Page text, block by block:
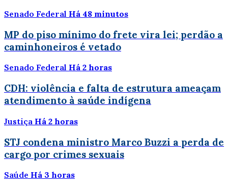
Senado Federal Há 48 minutos
MP do piso mínimo do frete vira lei; perdão a
caminhoneiros é vetado
Senado Federal Há 2 horas
CDH: violência e falta de estrutura ameaçam
atendimento à saúde indígena
Justiça Há 2 horas
STJ condena ministro Marco Buzzi a perda de
cargo por crimes sexuais
Saúde Há 3 horas